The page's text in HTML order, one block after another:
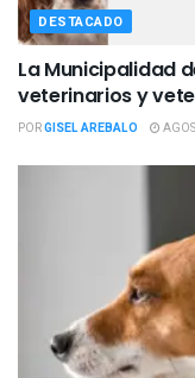
DESTACADO
La Municipalidad
veterinarios y
PORGISEL AREBALO